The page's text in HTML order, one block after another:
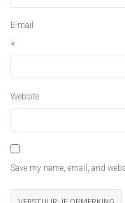
E-mail
*
Website
Save my name, email, and